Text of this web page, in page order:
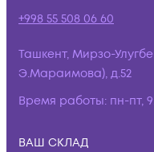
+998 55 508 06 60
Ташкент, Мирзо-
Э.Мараимова), д.52
Время работы: пн-пт,
ВАШ СКЛАД